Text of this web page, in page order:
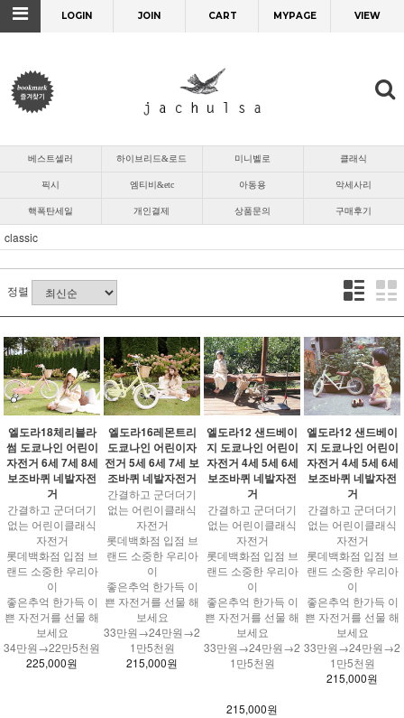
LOGIN JOIN CART MYPAGE VIEW
베스트셀러 하이브리드&로드 미니벨로 클래식
픽시 엠티비&etc 아동용 악세사리
핵폭탄세일 개인결제 상품문의 구매후기
classic
정렬
엘도라18체리블라
썸 도쿄나인 어린이
자전거 6세 7세 8세
보조바퀴 네발자전
거
간결하고 군더더기
없는 어린이클래식
자전거
롯데백화점 입점 브
랜드 소중한 우리아
이
좋은추억 한가득 이
쁜 자전거를 선물 해
보세요
34만원→22만5천원
225,000원
엘도라16레몬트리
도쿄나인 어린이자
전거 5세 6세 7세 보
조바퀴 네발자전거
간결하고 군더더기
없는 어린이클래식
자전거
롯데백화점 입점 브
랜드 소중한 우리아
이
좋은추억 한가득 이
쁜 자전거를 선물 해
보세요
33만원→24만원→2
1만5천원
215,000원
엘도라12 샌드베이
지 도쿄나인 어린이
자전거 4세 5세 6세
보조바퀴 네발자전
거
간결하고 군더더기
없는 어린이클래식
자전거
롯데백화점 입점 브
랜드 소중한 우리아
이
좋은추억 한가득 이
쁜 자전거를 선물 해
보세요
33만원→24만원→2
1만5천원
215,000원
엘도라12 샌드베이
지 도쿄나인 어린이
자전거 4세 5세 6세
보조바퀴 네발자전
거
간결하고 군더더기
없는 어린이클래식
자전거
롯데백화점 입점 브
랜드 소중한 우리아
이
좋은추억 한가득 이
쁜 자전거를 선물 해
보세요
33만원→24만원→2
1만5천원
215,000원